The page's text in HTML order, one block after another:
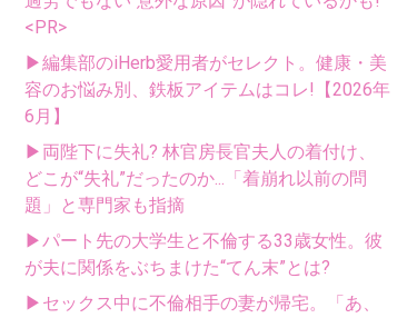
<PR>
▶編集部のiHerb愛用者がセレクト。健康・美
容のお悩み別、鉄板アイテムはコレ!【2026年
6月】
▶両陛下に失礼? 林官房長官夫人の着付け、
どこが“失礼”だったのか...「着崩れ以前の問
題」と専門家も指摘
▶パート先の大学生と不倫する33歳女性。彼
が夫に関係をぶちまけた“てん末”とは?
▶セックス中に不倫相手の妻が帰宅。「あ、